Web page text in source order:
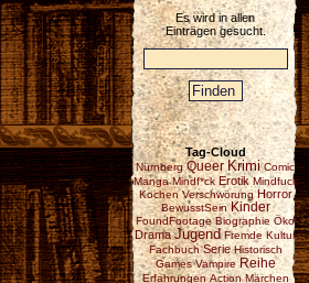
Es wird in allen
Einträgen gesucht.
Tag-Cloud
Nürnberg Queer Krimi Comic
Manga Mindf*ck Erotik Mindfuck
Kochen Verschwörung Horror
BewusstSein Kinder
FoundFootage Biographie Öko
Drama Jugend Fremde Kultur
Fachbuch Serie Historisch
Games Vampire Reihe
Erfahrungen Action Märchen